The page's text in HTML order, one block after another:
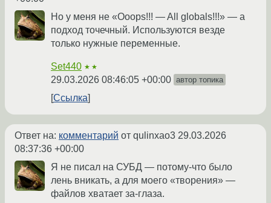
Но у меня не «Ooops!!! — All globals!!!» — а
подход точечный. Используются везде
только нужные переменные.
Set440 ★★
29.03.2026 08:46:05 +00:00 автор топика
Ссылка
Ответ на: комментарий от qulinxao3 29.03.2026
08:37:36 +00:00
Я не писал на СУБД — потому-что было
лень вникать, а для моего «творения» —
файлов хватает за-глаза.